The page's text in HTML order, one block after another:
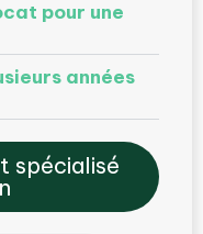
pour une
années
spécialisé